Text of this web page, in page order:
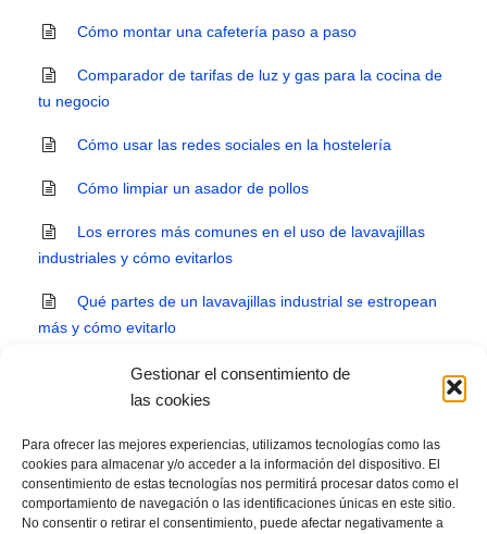
Gestionar el consentimiento de
las cookies
Para ofrecer las mejores experiencias, utilizamos tecnologías como las
cookies para almacenar y/o acceder a la información del dispositivo. El
consentimiento de estas tecnologías nos permitirá procesar datos como el
comportamiento de navegación o las identificaciones únicas en este sitio.
No consentir o retirar el consentimiento, puede afectar negativamente a
Cómo montar una cafetería paso a paso
Comparador de tarifas de luz y gas para la cocina de
tu negocio
Cómo usar las redes sociales en la hostelería
Cómo limpiar un asador de pollos
Los errores más comunes en el uso de lavavajillas
industriales y cómo evitarlos
Qué partes de un lavavajillas industrial se estropean
más y cómo evitarlo
Cómo aprovechar al máximo tu lavavajillas industrial:
trucos y consejos para ahorrar tiempo y recursos
Cómo crear un menú económico para tu bar o
restaurante
KPI’s para restaurante, que son y como medirlos